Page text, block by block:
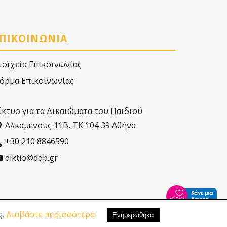
Επικοινωνίας
Επικοινωνίας
για τα Δικαιώματα του Παιδιού
Αλκαµένους 11Β, ΤΚ 104 39 Αθήνα
+30 210 8846590
diktio@ddp.gr
Διαβάστε περισσότερα